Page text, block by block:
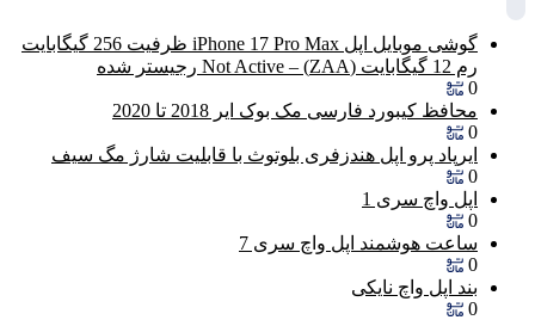
گوشی موبایل اپل iPhone 17 Pro Max ظرفیت 256 گیگابایت
رم 12 گیگابایت (ZAA) – Not Active رجیستر شده
0
محافظ کیبورد فارسی مک بوک ایر 2018 تا 2020
0
ایرپاد پرو اپل هندزفری بلوتوث با قابلیت شارژ مگ سیف
0
اپل واچ سری 1
0
ساعت هوشمند اپل واچ سری 7
0
بند اپل واچ نایکی
0